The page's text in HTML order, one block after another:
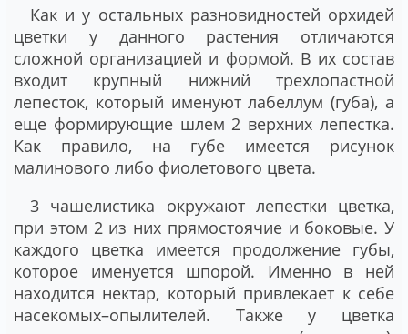
Как и у остальных разновидностей орхидей
цветки у данного растения отличаются
сложной организацией и формой. В их состав
входит крупный нижний трехлопастной
лепесток, который именуют лабеллум (губа), а
еще формирующие шлем 2 верхних лепестка.
Как правило, на губе имеется рисунок
малинового либо фиолетового цвета.
3 чашелистика окружают лепестки цветка,
при этом 2 из них прямостоячие и боковые. У
каждого цветка имеется продолжение губы,
которое именуется шпорой. Именно в ней
находится нектар, который привлекает к себе
насекомых–опылителей. Также у цветка